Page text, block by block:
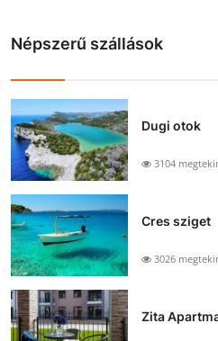
Népszerű szállások
Dugi otok
3104
Cres sziget
3026
Zita